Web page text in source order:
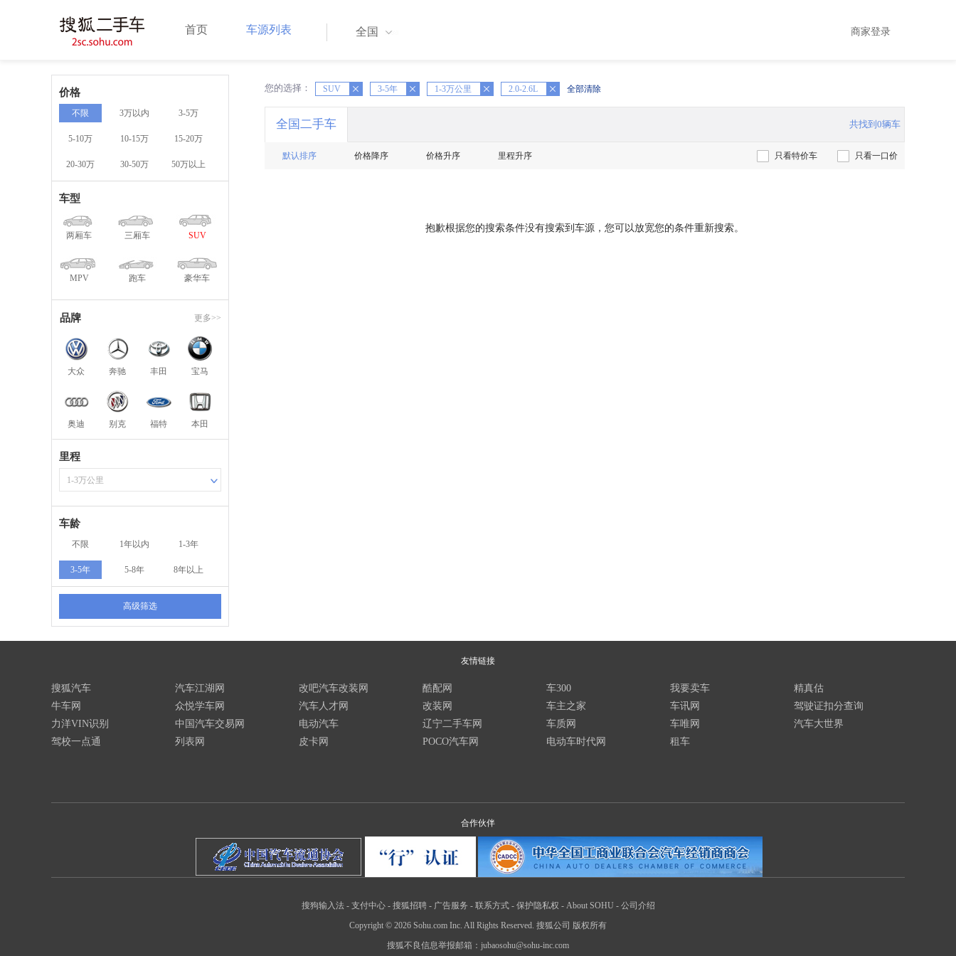
首页 车源列表 全国 商家登录
价格
不限 3万以内 3-5万
5-10万 10-15万 15-20万
20-30万 30-50万 50万以上
车型
两厢车 三厢车 SUV
MPV 跑车 豪华车
品牌 更多>>
大众 奔驰 丰田 宝马
奥迪 别克 福特 本田
里程
1-3万公里
车龄
不限 1年以内 1-3年
3-5年 5-8年 8年以上
高级筛选
您的选择： SUV
X 3-5年
X 1-3万公里 2.0-2.6L
X 全部清除
全国二手车 共找到0辆车
只看特价车 只看一口价
默认排序 价格降序 价格升序 里程升序
抱歉根据您的搜索条件没有搜索到车源，您可以放宽您的条件重新搜索。
友情链接
搜狐汽车
牛车网
力洋VIN识别
驾校一点通
汽车江湖网
众悦学车网
中国汽车交易网
列表网
改吧汽车改装网
汽车人才网
电动汽车
皮卡网
酷配网
改装网
辽宁二手车网
POCO汽车网
车300
车主之家
车质网
电动车时代网
我要卖车
车讯网
车唯网
租车
精真估
驾驶证扣分查询
汽车大世界
合作伙伴
搜狗输入法- 支付中心- 搜狐招聘- 广告服务 - 联系方式- 保护隐私权 - About SOHU - 公司介绍
Copyright © 2026 Sohu.com Inc. All Rights Reserved. 搜狐公司 版权所有
搜狐不良信息举报邮箱： jubaosohu@sohu-inc.com